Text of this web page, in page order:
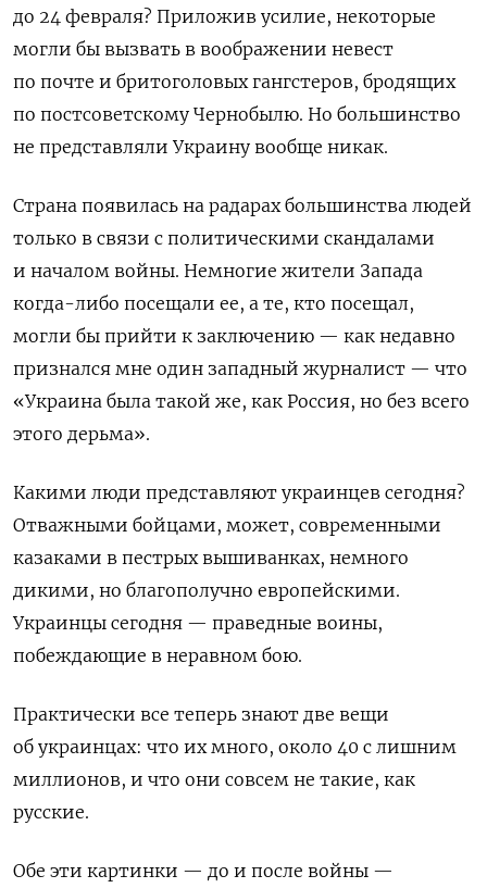
до 24 февраля? Приложив усилие, некоторые
могли бы вызвать в воображении невест
по почте и бритоголовых гангстеров, бродящих
по постсоветскому Чернобылю. Но большинство
не представляли Украину вообще никак.
Страна появилась на радарах большинства людей
только в связи с политическими скандалами
и началом войны. Немногие жители Запада
когда-либо посещали ее, а те, кто посещал,
могли бы прийти к заключению — как недавно
признался мне один западный журналист — что
«Украина была такой же, как Россия, но без всего
этого дерьма».
Какими люди представляют украинцев сегодня?
Отважными бойцами, может, современными
казаками в пестрых вышиванках, немного
дикими, но благополучно европейскими.
Украинцы сегодня — праведные воины,
побеждающие в неравном бою.
Практически все теперь знают две вещи
об украинцах: что их много, около 40 с лишним
миллионов, и что они совсем не такие, как
русские.
Обе эти картинки — до и после войны —